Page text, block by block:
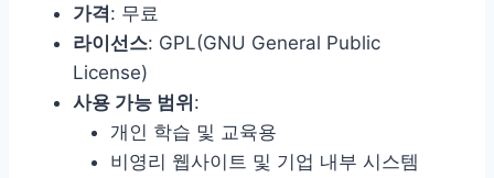
가격: 무료
라이선스: GPL(GNU General Public
License)
사용 가능 범위:
개인 학습 및 교육용
비영리 웹사이트 및 기업 내부 시스템